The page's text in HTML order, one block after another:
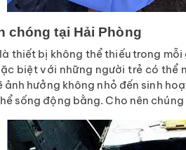
chóng tại Hải Phòng
thiết bị không thể thiếu trong
biệt với những người trẻ có thể
hưởng không nhỏ đến sinh
sống động bằng. Cho nên